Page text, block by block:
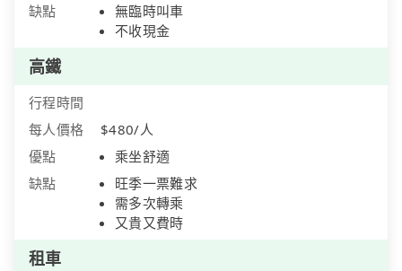
缺點
無臨時叫車
不收現金
高鐵
行程時間
每人價格
$480/人
優點
乘坐舒適
缺點
旺季一票難求
需多次轉乘
又貴又費時
租車